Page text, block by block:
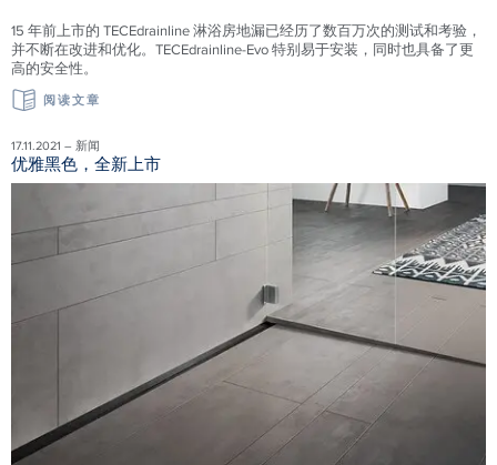
15 年前上市的 TECEdrainline 淋浴房地漏已经历了数百万次的测试和考验，
并不断在改进和优化。TECEdrainline-Evo 特别易于安装，同时也具备了更
高的安全性。
阅读文章
17.11.2021 – 新闻
优雅黑色，全新上市